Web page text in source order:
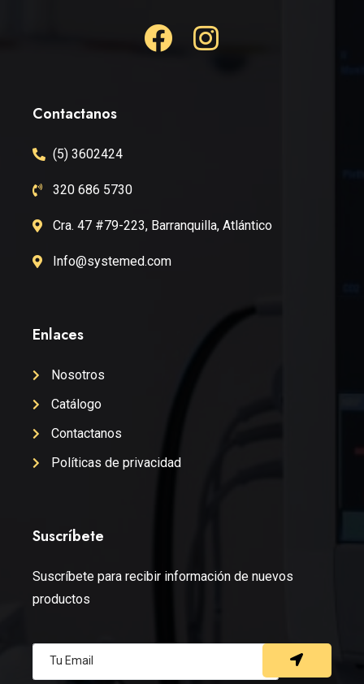
Contactanos
(5) 3602424
320 686 5730
Cra. 47 #79-223, Barranquilla, Atlántico
Info@systemed.com
Enlaces
Nosotros
Catálogo
Contactanos
Políticas de privacidad
Suscríbete
Suscríbete para recibir información de nuevos
productos